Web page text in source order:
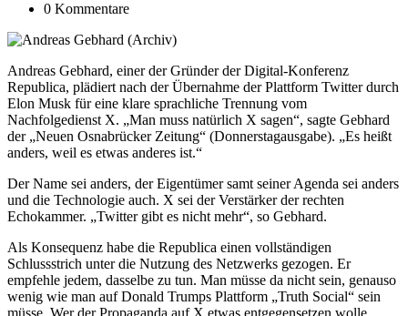
0 Kommentare
Andreas Gebhard, einer der Gründer der Digital-Konferenz
Republica, plädiert nach der Übernahme der Plattform Twitter durch
Elon Musk für eine klare sprachliche Trennung vom
Nachfolgedienst X. „Man muss natürlich X sagen“, sagte Gebhard
der „Neuen Osnabrücker Zeitung“ (Donnerstagausgabe). „Es heißt
anders, weil es etwas anderes ist.“
Der Name sei anders, der Eigentümer samt seiner Agenda sei anders
und die Technologie auch. X sei der Verstärker der rechten
Echokammer. „Twitter gibt es nicht mehr“, so Gebhard.
Als Konsequenz habe die Republica einen vollständigen
Schlussstrich unter die Nutzung des Netzwerks gezogen. Er
empfehle jedem, dasselbe zu tun. Man müsse da nicht sein, genauso
wenig wie man auf Donald Trumps Plattform „Truth Social“ sein
müsse. Wer der Propaganda auf X etwas entgegensetzen wolle,